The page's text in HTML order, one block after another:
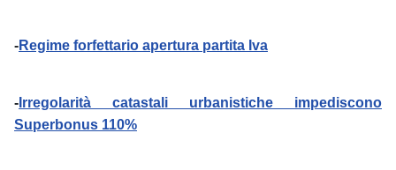
-Regime forfettario apertura partita Iva
- Irregolarità catastali urbanistiche impediscono
Superbonus 110%